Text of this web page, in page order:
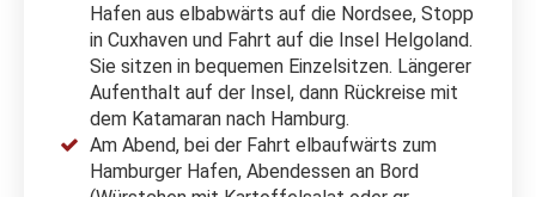
Hafen aus elbabwärts auf die Nordsee, Stopp
in Cuxhaven und Fahrt auf die Insel Helgoland.
Sie sitzen in bequemen Einzelsitzen. Längerer
Aufenthalt auf der Insel, dann Rückreise mit
dem Katamaran nach Hamburg.
Am Abend, bei der Fahrt elbaufwärts zum
Hamburger Hafen, Abendessen an Bord